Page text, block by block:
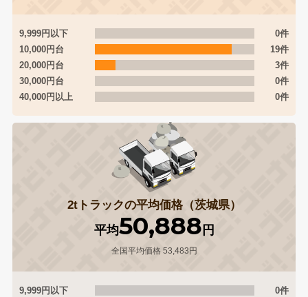
9,999円以下
0件
10,000円台
19件
20,000円台
3件
30,000円台
0件
40,000円以上
0件
2tトラックの平均価格（茨城県）
平均50,888 円
全国平均価格 53,483円
9,999円以下
0件